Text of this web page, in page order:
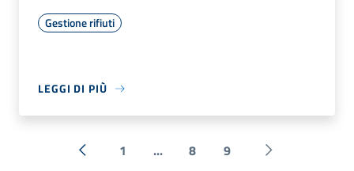
Gestione rifiuti
LEGGI DI PIÙ
« Precedente
1 ... 8 9 Successiva »